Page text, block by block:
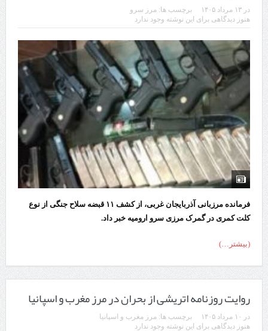
چابهار، جایی که دریا به زندگی سلام می‌کند
گزارش ویژه؛
طرز تهیه خورش خلال کرمانشاهی +نکات و فوت وفن‌ها
قدردانی وزیر میراث فرهنگی، گردشگری و صنایع دستی از استاندار اردبیل
استاندار اردبیل در دیدار دبیر شورای‌عالی مناطق آزاد و ویژه اقتصادی:
راه‌اندازی کامل منطقه آزاد اردبیل-بیله‌سوار و منطقه ویژه اقتصادی نمین تسریع
شود
در دیدار استاندار اردبیل و مدیرعامل بانک سینا محقق شد؛
تخصیص ۳۰۰میلیارد تومان برای تکمیل بزرگراه اردبیل-سرچم
کشف ۱۱ قبضه سلاح کلت کمری توسط مرزبانان هنگ مرزی ارومیه
مرز چیلات دهلران می‌تواند مکمل مرز بین‌المللی مهران شود
در ۱۳ مرداد ۱۴۰۵ برچسب ها: مرز سرو
هنوز دیدگاهی برای این نوشته وجود ندارد
فرمانده مرزبانی آذربایجان غربی، از کشف ۱۱ قبضه سلاح جنگی از نوع
کلت کمری در گمرک مرزی سرو ارومیه خبر داد.
(بیشتر…)
روایت روزنامه اتریشی از بحران در مرز مغرب و اسپانیا
در ۱۰ مرداد ۱۴۰۵ برچسب ها: مرز مغرب و اسپانیا
هنوز دیدگاهی برای این نوشته وجود ندارد